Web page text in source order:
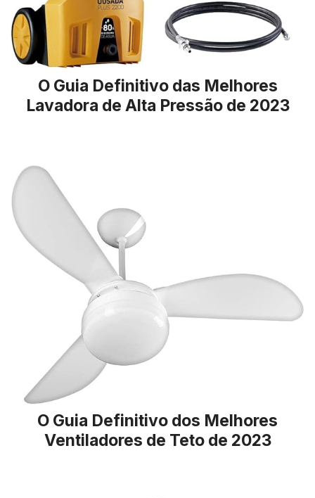
O Guia Definitivo das Melhores
Lavadora de Alta Pressão de 2023
O Guia Definitivo dos Melhores
Ventiladores de Teto de 2023